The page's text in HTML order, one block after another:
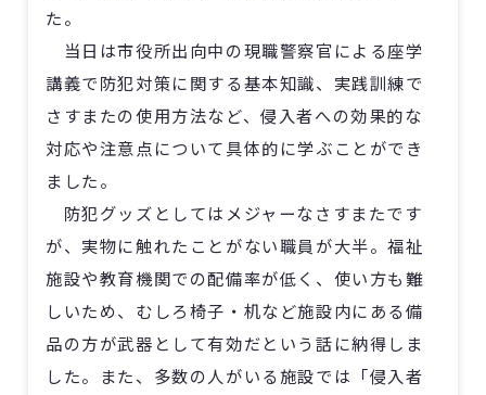
た。
当日は市役所出向中の現職警察官による座学
講義で防犯対策に関する基本知識、実践訓練で
さすまたの使用方法など、侵入者への効果的な
対応や注意点について具体的に学ぶことができ
ました。
防犯グッズとしてはメジャーなさすまたです
が、実物に触れたことがない職員が大半。福祉
施設や教育機関での配備率が低く、使い方も難
しいため、むしろ椅子・机など施設内にある備
品の方が武器として有効だという話に納得しま
した。また、多数の人がいる施設では「侵入者